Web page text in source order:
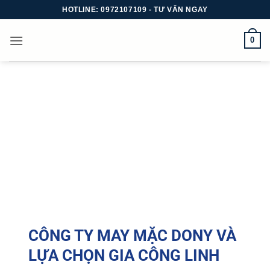
qua
nội
HOTLINE: 0972107109 - TƯ VẤN NGAY
0
CÔNG TY MAY MẶC DONY VÀ
LỰA CHỌN GIA CÔNG LINH